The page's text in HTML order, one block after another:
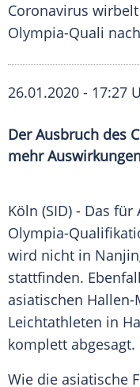
Coronavirus
Olympia-Quali
26.01.2020 - 17:27
Der Ausbruch des
mehr
Köln (SID) - Das
Olympia-
wird nicht in
stattfinden.
asiatischen
Leichtathleten in
komplett abgesagt.
Wie die asiatische